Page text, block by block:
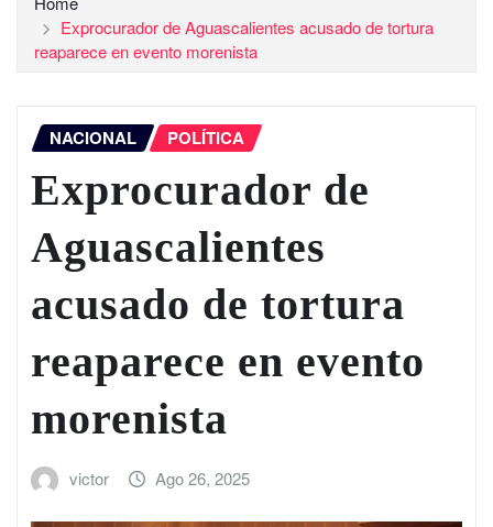
Exprocurador de Aguascalientes acusado de tortura
reaparece en evento morenista
NACIONAL POLÍTICA
Exprocurador de
Aguascalientes
acusado de tortura
reaparece en evento
morenista
victor Ago 26, 2025